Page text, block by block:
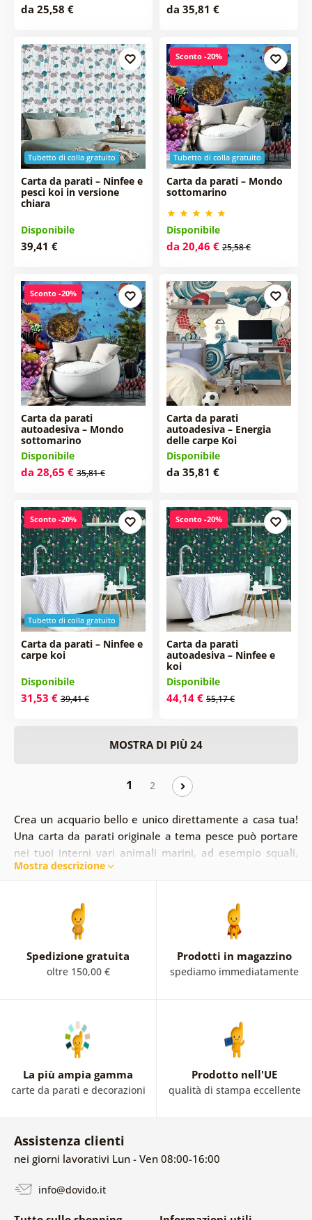
da 25,58 € da 35,81 €
Tubetto di colla gratuito
Carta da parati – Ninfee e
pesci koi in versione
chiara
Disponibile
39,41 €
Tubetto di colla gratuito
Sconto -20%
Carta da parati – Mondo
sottomarino
Disponibile
da 20,46 € 25,58 €
Sconto -20%
Carta da parati
autoadesiva – Mondo
sottomarino
Disponibile
da 28,65 € 35,81 €
Carta da parati
autoadesiva – Energia
delle carpe Koi
Disponibile
da 35,81 €
Tubetto di colla gratuito
Sconto -20%
Carta da parati – Ninfee e
carpe koi
Disponibile
31,53 € 39,41 €
Sconto -20%
Carta da parati
autoadesiva – Ninfee e
koi
Disponibile
44,14 € 55,17 €
MOSTRA DI PIÙ 24
1 2
Crea un acquario bello e unico direttamente a casa tua!
Una carta da parati originale a tema pesce può portare
nei tuoi interni vari animali marini, ad esempio squali,
che non collocheresti realisticamente nel tuo soggiorno.
un'atmosfera unica e piacevole, ma se si sceglie un
predatore più grande, la carta da parati può portare
elementi di dinamismo ed energia. Se ami gli animali
marini, assicurati di dare un'occhiata alla nostra offerta.
Mostra descrizione
Spedizione gratuita
oltre 150,00 €
Prodotti in magazzino
spediamo immediatamente
La più ampia gamma
carte da parati e decorazioni
Prodotto nell'UE
qualità di stampa eccellente
Assistenza clienti
nei giorni lavorativi Lun - Ven 08:00-16:00
info@dovido.it